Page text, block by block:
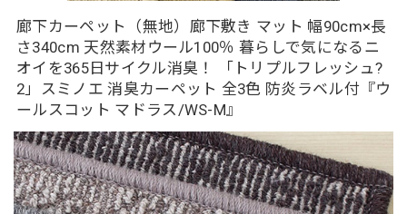
廊下カーペット（無地）廊下敷き マット 幅90cm×長
さ340cm 天然素材ウール100％ 暮らしで気になるニ
オイを365日サイクル消臭！ 「トリプルフレッシュ?
2」スミノエ 消臭カーペット 全3色 防炎ラベル付『ウ
ールスコット マドラス/WS-M』